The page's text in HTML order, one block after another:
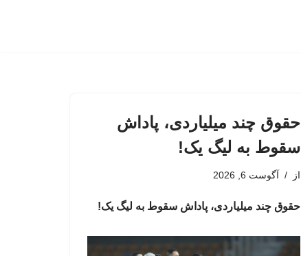
حقوق چند میلیاردی، پاداش
سقوط به لیگ یک!
از آگوست 6, 2026
حقوق چند میلیاردی، پاداش سقوط به لیگ یک!